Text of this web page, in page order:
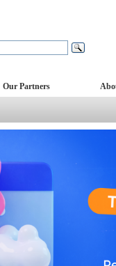
Our Partners